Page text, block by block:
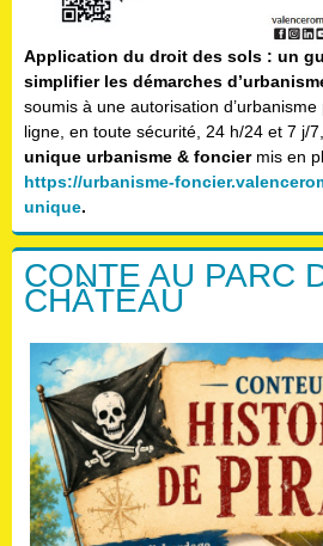
Application du droit des sols : un
simplifier les démarches
soumis à une autorisation
ligne, en toute sécurité, 24 h/24 et 7 j/
unique urbanisme & foncier mis en
https://urbanisme-
unique.
CONTE AU PARC
CHÂTEAU